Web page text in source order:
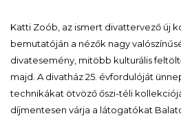
Katti Zoób, az ismert divattervező új
bemutatóján a nézők nagy
divatesemény, mitöbb kulturális
majd. A divatház 25. évfordulóját
technikákat ötvöző őszi-téli
díjmentesen várja a látogatókat